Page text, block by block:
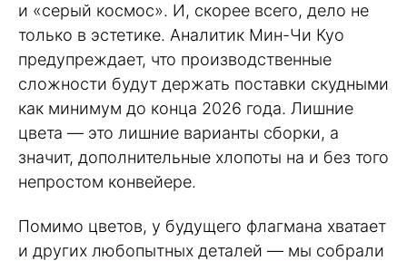
и «серый космос». И, скорее всего, дело не
только в эстетике. Аналитик Мин-Чи Куо
предупреждает, что производственные
сложности будут держать поставки скудными
как минимум до конца 2026 года. Лишние
цвета — это лишние варианты сборки, а
значит, дополнительные хлопоты на и без того
непростом конвейере.
Помимо цветов, у будущего флагмана хватает
и других любопытных деталей — мы собрали